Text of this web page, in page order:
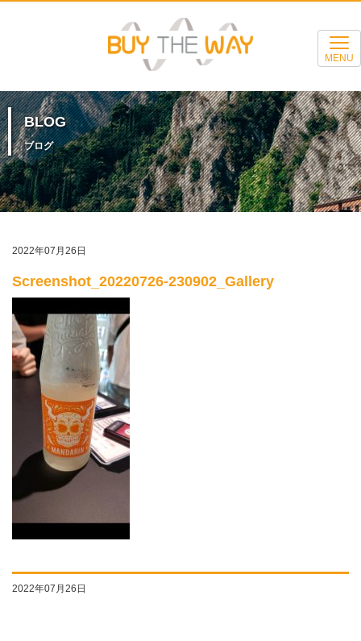
MENU
BLOG
ブログ
2022年07月26日
Screenshot_20220726-230902_Gallery
2022年07月26日